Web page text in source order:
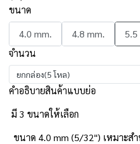
ขนาด
4.0 mm.
4.8 mm.
5.5
จำนวน
ยกกล่อง(5 โหล)
คำอธิบายสินค้าแบบย่อ
มี 3 ขนาดให้เลือก
ขนาด 4.0 mm (5/32") เหมาะส